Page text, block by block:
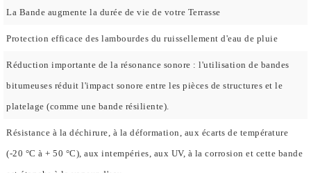
La Bande augmente la durée de vie de votre Terrasse
Protection efficace des lambourdes du ruissellement d'eau de pluie
Réduction importante de la résonance sonore : l'utilisation de bandes
bitumeuses réduit l'impact sonore entre les pièces de structures et le
platelage (comme une bande résiliente).
Résistance à la déchirure, à la déformation, aux écarts de température
(-20 °C à + 50 °C), aux intempéries, aux UV, à la corrosion et cette bande